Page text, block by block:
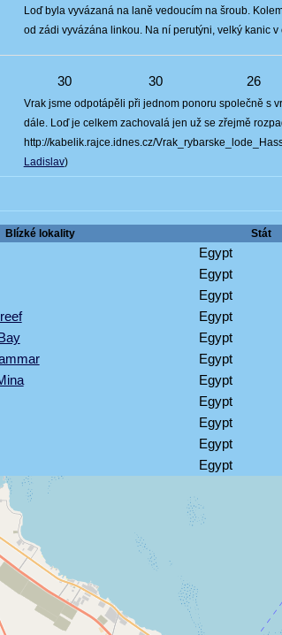
Loď byla vyvázaná na laně vedoucím na šroub.
od zádi vyvázána linkou. Na ní perutýni, velký kanic
30 30 26
Vrak jsme odpotápěli při jednom ponoru společně s
dále. Loď je celkem zachovalá jen už se zřejmě
http://kabelik.rajce.idnes.cz/
Ladislav)
Blízké lokality Stát
Egypt
Egypt
Egypt
Egypt
Egypt
Egypt
Egypt
Egypt
Egypt
Egypt
Egypt